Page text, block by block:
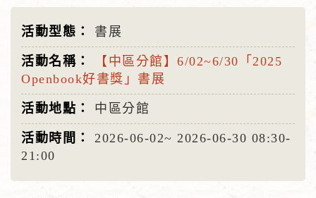
書展
【中區分館】6/02~6/30「2025
Openbook好書獎」書展
中區分館
2026-06-02~ 2026-06-30 08:30-
21:00